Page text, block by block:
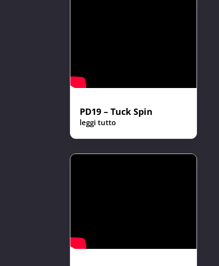
PD19 – Tuck Spin
leggi tutto